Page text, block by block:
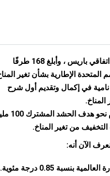
اعتبارًا من نيسان/أبريل 2018، صدق 175 طرفًا اتفاقي باريس ، وأبلغ 168 طرفًا
المتحدة الإطارية بشأن تغير
نيسان/أبريل 2018 ، نجحت 10 دول نامية في إكمال وتقديم أول شرح
تواصل الأطراف من البلدان المتقدمة
الآن أنه:
من 1880 إلى 2012 ، ارتفع متوسط ​​درجة الحرارة العالمية بنسبة 0.85 درجة مئوية.